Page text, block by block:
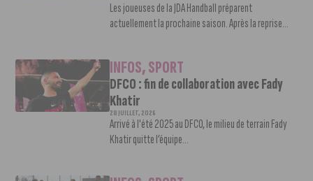
Les joueuses de la JDA Handball préparent
actuellement la prochaine saison. Après la reprise...
INFOS,SPORT
DFCO : fin de collaboration avec Fady
Khatir
28 JUILLET, 2026
Arrivé à l'été 2025 au DFCO, le milieu de terrain Fady
Khatir quitte l’équipe...